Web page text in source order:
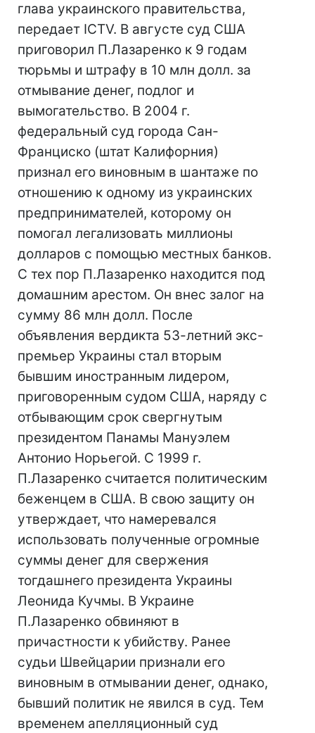
глава украинского правительства,
передает ICTV. В августе суд США
приговорил П.Лазаренко к 9 годам
тюрьмы и штрафу в 10 млн долл. за
отмывание денег, подлог и
вымогательство. В 2004 г.
федеральный суд города Сан-
Франциско (штат Калифорния)
признал его виновным в шантаже по
отношению к одному из украинских
предпринимателей, которому он
помогал легализовать миллионы
долларов с помощью местных банков.
С тех пор П.Лазаренко находится под
домашним арестом. Он внес залог на
сумму 86 млн долл. После
объявления вердикта 53-летний экс-
премьер Украины стал вторым
бывшим иностранным лидером,
приговоренным судом США, наряду с
отбывающим срок свергнутым
президентом Панамы Мануэлем
Антонио Норьегой. С 1999 г.
П.Лазаренко считается политическим
беженцем в США. В свою защиту он
утверждает, что намеревался
использовать полученные огромные
суммы денег для свержения
тогдашнего президента Украины
Леонида Кучмы. В Украине
П.Лазаренко обвиняют в
причастности к убийству. Ранее
судьи Швейцарии признали его
виновным в отмывании денег, однако,
бывший политик не явился в суд. Тем
временем апелляционный суд